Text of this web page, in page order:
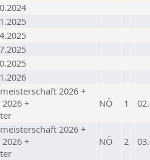
2026 +
+
NÖ 1
2026 +
+
NÖ 2